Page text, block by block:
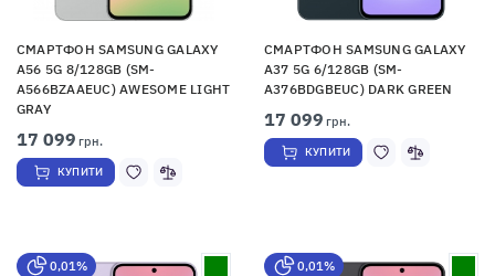
СМАРТФОН SAMSUNG GALAXY
A56 5G 8/128GB (SM-
A566BZAAEUC) AWESOME LIGHT
GRAY
17 099 грн.
КУПИТИ
СМАРТФОН SAMSUNG GALAXY
A37 5G 6/128GB (SM-
A376BDGBEUC) DARK GREEN
17 099 грн.
КУПИТИ
0,01% 0,01%